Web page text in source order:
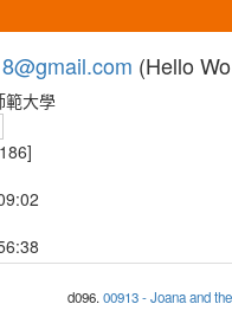
(Hello
範大學
d096. 00913 - Joana and